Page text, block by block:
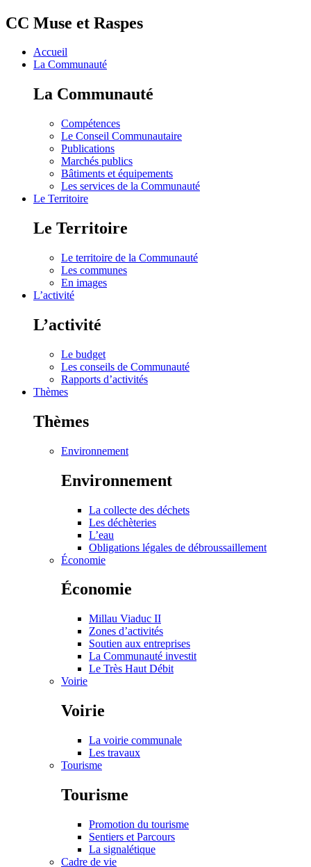
CC Muse et Raspes
Accueil
La Communauté
La Communauté
Compétences
Le Conseil Communautaire
Publications
Marchés publics
Bâtiments et équipements
Les services de la Communauté
Le Territoire
Le Territoire
Le territoire de la Communauté
Les communes
En images
L’activité
L’activité
Le budget
Les conseils de Communauté
Rapports d’activités
Thèmes
Thèmes
Environnement
Environnement
La collecte des déchets
Les déchèteries
L’eau
Obligations légales de débroussaillement
Économie
Économie
Millau Viaduc II
Zones d’activités
Soutien aux entreprises
La Communauté investit
Le Très Haut Débit
Voirie
Voirie
La voirie communale
Les travaux
Tourisme
Tourisme
Promotion du tourisme
Sentiers et Parcours
La signalétique
Cadre de vie